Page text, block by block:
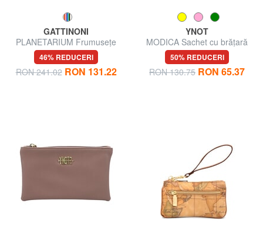
GATTINONI
PLANETARIUM Frumusețe
medie
46% REDUCERI
RON 241.02 RON 131.22
YNOT
MODICA Sachet cu brățară
50% REDUCERI
RON 130.75 RON 65.37